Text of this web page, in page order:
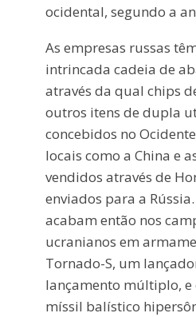
ocidental, segundo a
As empresas russas
intrincada cadeia de
através da qual chips
outros itens de dupla
concebidos no
locais como a China e
vendidos através de
enviados para a Rússia.
acabam então nos
ucranianos em
Tornado-S, um
lançamento múltiplo, e
míssil balístico